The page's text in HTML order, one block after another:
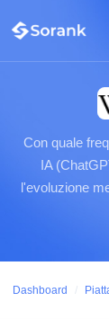
Con quale
IA
l'evoluzione
Dashboard /